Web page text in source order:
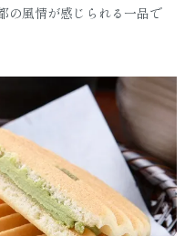
の風情が感じられる一品で